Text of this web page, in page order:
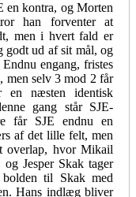
en kontra, og Morten
han forventer at
men i hvert fald er
godt ud af sit mål, og
engang, fristes
men selv 3 mod 2 får
en næsten identisk
gang står SJE-
får SJE endnu en
af det lille felt, men
overlap, hvor Mikail
Jesper Skak tager
til Skak med
Hans indlæg bliver